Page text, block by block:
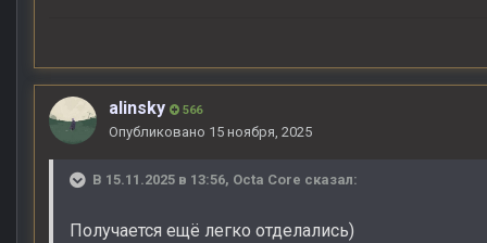
alinsky 566
Опубликовано 15 ноября, 2025
В 15.11.2025 в 13:56, Octa Core сказал:
Получается ещё легко отделались)